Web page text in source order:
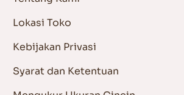
Lokasi Toko
Kebijakan Privasi
Syarat dan Ketentuan